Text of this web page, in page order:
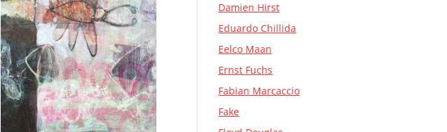
Damien Hirst
Eduardo Chillida
Eelco Maan
Ernst Fuchs
Fabian Marcaccio
Fake